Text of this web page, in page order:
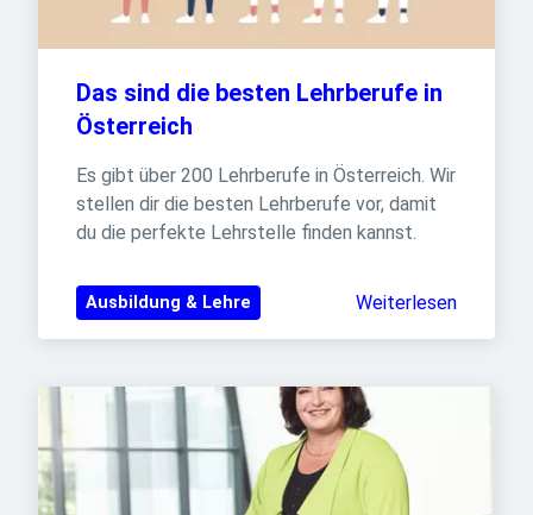
Das sind die besten Lehrberufe in
Österreich
Es gibt über 200 Lehrberufe in Österreich. Wir
stellen dir die besten Lehrberufe vor, damit
du die perfekte Lehrstelle finden kannst.
Ausbildung & Lehre Weiterlesen